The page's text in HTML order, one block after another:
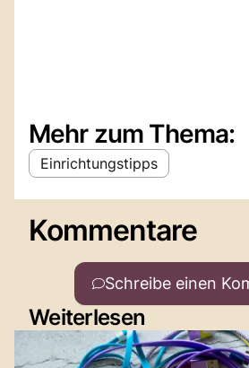
Mehr zum Thema:
Einrichtungstipps
Kommentare
Schreibe einen
Weiterlesen